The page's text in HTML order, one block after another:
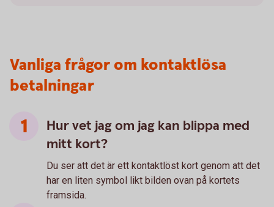
Vanliga frågor om kontaktlösa
betalningar
Hur vet jag om jag kan blippa med
mitt kort?
Du ser att det är ett kontaktlöst kort genom att det
har en liten symbol likt bilden ovan på kortets
framsida.